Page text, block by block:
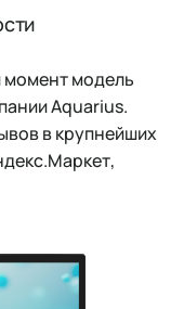
момент модель
Aquarius.
в крупнейших